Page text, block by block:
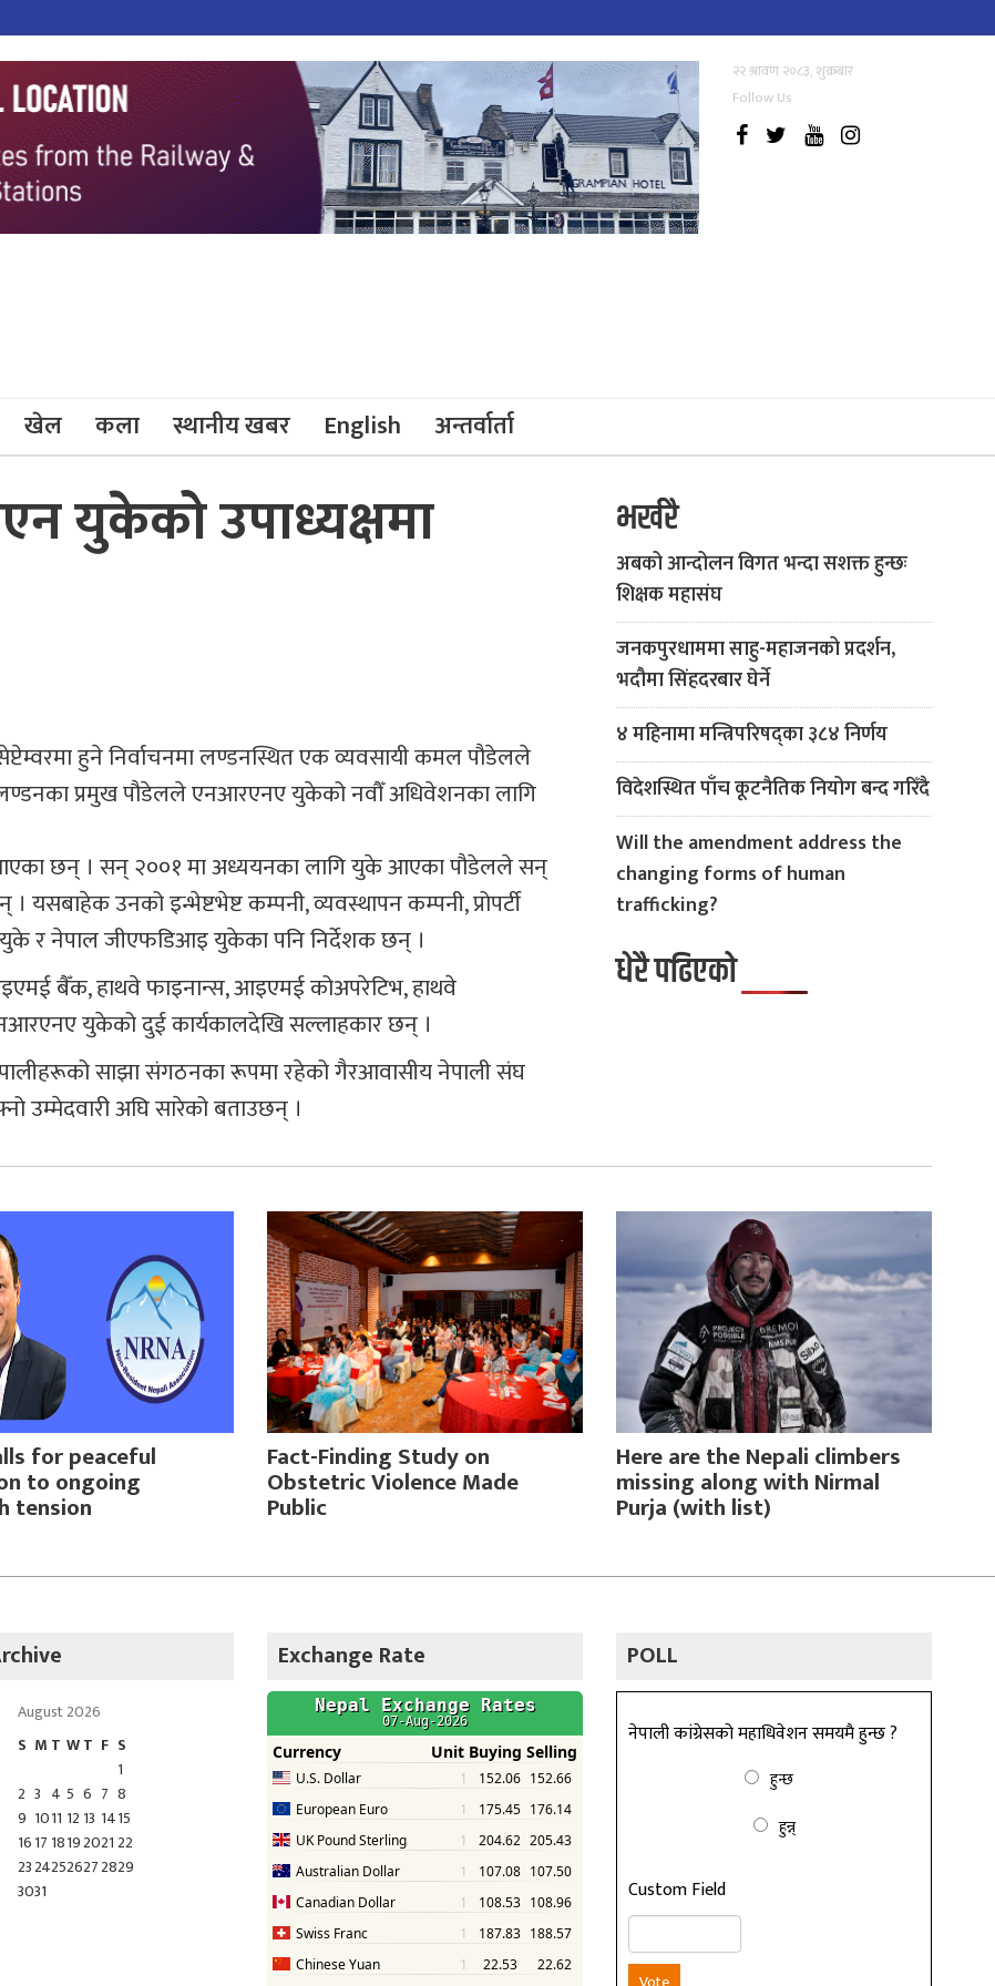
२२ श्रावण २०८३, शुक्रबार
Follow Us
खेल कला स्थानीय खबर English अन्तर्वार्ता
युकेको उपाध्यक्षमा
हुने निर्वाचनमा लण्डनस्थित एक व्यवसायी कमल पौडेलले
प्रमुख पौडेलले एनआरएनए युकेको नवौँ अधिवेशनका लागि
छन् । सन् २००१ मा अध्ययनका लागि युके आएका पौडेलले सन्
उनको इन्भेष्टभेष्ट कम्पनी, व्यवस्थापन कम्पनी, प्रोपर्टी
र नेपाल जीएफडिआइ युकेका पनि निर्देशक छन् ।
बैँक, हाथवे फाइनान्स, आइएमई कोअपरेटिभ, हाथवे
युकेको दुई कार्यकालदेखि सल्लाहकार छन् ।
साझा संगठनका रूपमा रहेको गैरआवासीय नेपाली संघ
उम्मेदवारी अघि सारेको बताउछन् ।
भर्खरै
अबको आन्दोलन विगत भन्दा सशक्त हुन्छः
शिक्षक महासंघ
जनकपुरधाममा साहु-महाजनको प्रदर्शन,
भदौमा सिंहदरबार घेर्ने
४ महिनामा मन्त्रिपरिषद्का ३८४ निर्णय
विदेशस्थित पाँच कूटनैतिक नियोग बन्द गरिँदै
Will the amendment address the
changing forms of human
trafficking?
धेरै पढिएको
for peaceful
to ongoing
tension
Fact-Finding Study on
Obstetric Violence Made
Public
Here are the Nepali climbers
missing along with Nirmal
Purja (with list)
August 2026
S M T WT F S
1
2 3 4 5 6 7 8
9 1011 12 13 1415
1617 1819202122
23242526272829
3031
Exchange Rate POLL
नेपाली कांग्रेसको महाधिवेशन समयमै हुन्छ ?
हुन्छ
हुन्न्
Custom Field